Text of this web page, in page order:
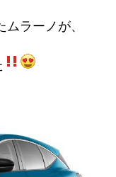
ラーノが、